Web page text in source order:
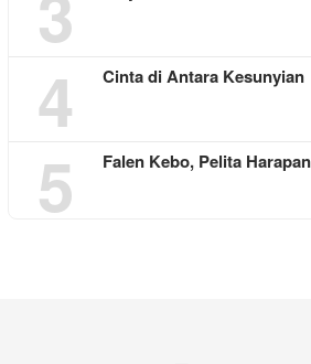
4 Cinta di Antara Kesunyian
5 Falen Kebo, Pelita